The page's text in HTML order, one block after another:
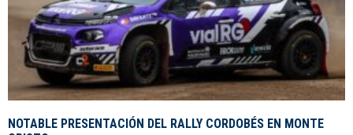
NOTABLE PRESENTACIÓN DEL RALLY CORDOBÉS EN MONTE